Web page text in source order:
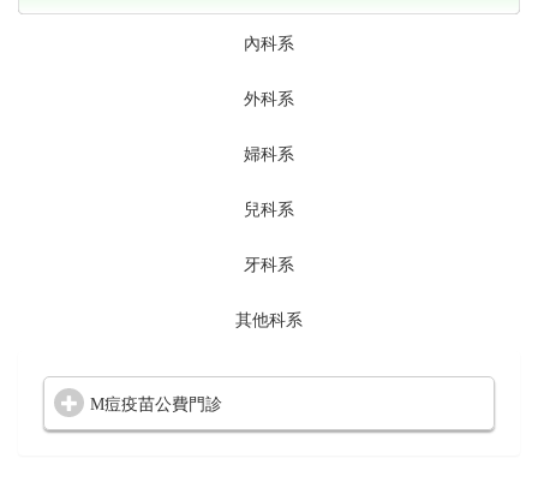
內科系
外科系
婦科系
兒科系
牙科系
其他科系
M痘疫苗公費門診